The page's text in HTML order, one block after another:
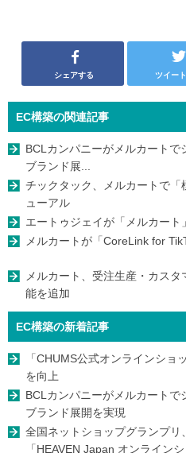
シェアする ツイー
EC構築の関連記事
BCLカンパニーがメルカート
ブランド展...
チックタック、メルカートで
ューアル
エートゥジェイが「メルカー
メルカートが「CoreLink for
メルカート、受注生産・カス
能を追加
EC構築の新着記事
「CHUMS公式オンラインシ
を向上
BCLカンパニーがメルカート
ブランド展開を実現
全国ネットショップグランプリ
「HEAVEN Japan オンラインシ